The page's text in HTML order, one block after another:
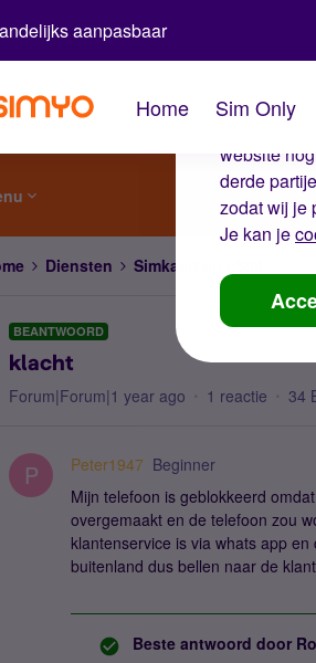
De
Wij
website
derde
zodat wij je
Je kan je
aanpasbaar
Home Sim Only
Diensten Simkaart en eSIM
BEANTWOORD
klacht
Forum|Forum|1 year ago 1 reactie 34
P Peter1947 Beginner
Mijn telefoon is geblokkeerd
overgemaakt en de telefoon zou
klantenservice is via whats app
buitenland dus bellen naar de
Beste antwoord door